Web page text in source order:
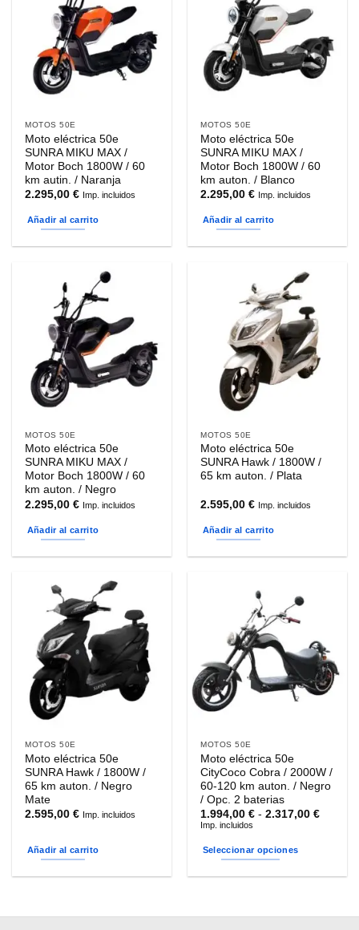
MOTOS 50E
Moto eléctrica 50e
SUNRA MIKU MAX /
Motor Boch 1800W / 60
km autin. / Naranja
2.295,00€ Imp. incluidos
Añadir al carrito
MOTOS 50E
Moto eléctrica 50e
SUNRA MIKU MAX /
Motor Boch 1800W / 60
km auton. / Blanco
2.295,00€ Imp. incluidos
Añadir al carrito
MOTOS 50E
Moto eléctrica 50e
SUNRA MIKU MAX /
Motor Boch 1800W / 60
km auton. / Negro
2.295,00€ Imp. incluidos
Añadir al carrito
MOTOS 50E
Moto eléctrica 50e
SUNRA Hawk / 1800W /
65 km auton. / Plata
2.595,00€ Imp. incluidos
Añadir al carrito
MOTOS 50E
Moto eléctrica 50e
SUNRA Hawk / 1800W /
65 km auton. / Negro
Mate
2.595,00€ Imp. incluidos
Añadir al carrito
MOTOS 50E
Moto eléctrica 50e
CityCoco Cobra / 2000W /
60-120 km auton. / Negro
/ Opc. 2 baterias
1.994,00€ - 2.317,00€Rango
Imp. incluidos
Seleccionar opciones
múltiples